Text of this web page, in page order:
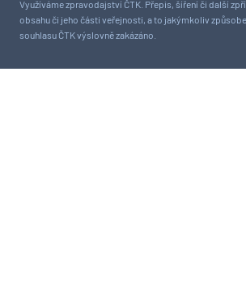
Využíváme zpravodajství ČTK. Přepis, šíření či další
obsahu či jeho části veřejnosti, a to jakýmkoliv
souhlasu ČTK výslovně zakázáno.